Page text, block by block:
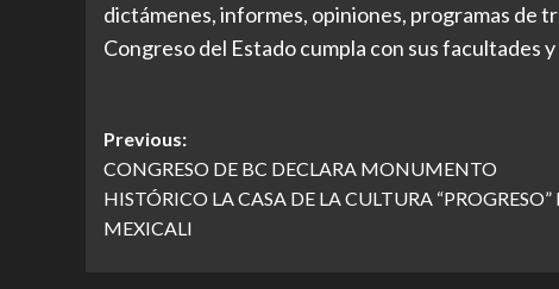
dictámenes, informes, opiniones, programas de
Congreso del Estado cumpla con sus facultades
Post
navigation
Previous:
CONGRESO DE BC DECLARA MONUMENTO
HISTÓRICO LA CASA DE LA CULTURA “PROGRESO”
MEXICALI